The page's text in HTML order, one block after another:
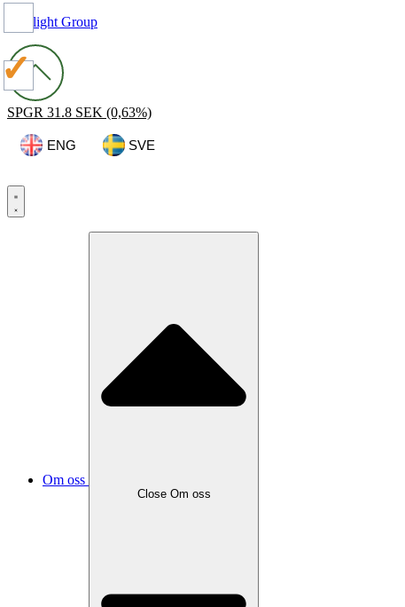
Spotlight Group
SPGR 31.8 SEK (0,63%)
ENG SVE
Om oss
Close Om oss